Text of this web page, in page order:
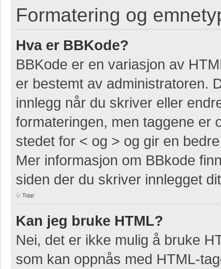
Formatering og
Hva er BBKode?
BBKode er en variasjon av
er bestemt av administratoren.
innlegg når du skriver eller
formateringen, men taggene er
stedet for < og > og gir en
Mer informasjon om BBkode
siden der du skriver innlegget
Topp
Kan jeg bruke HTML?
Nei, det er ikke mulig å bruke
som kan oppnås med HTML-